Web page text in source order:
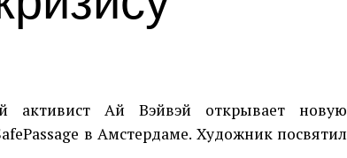
активист Ай Вэйвэй открывает новую
в Амстердаме. Художник посвятил